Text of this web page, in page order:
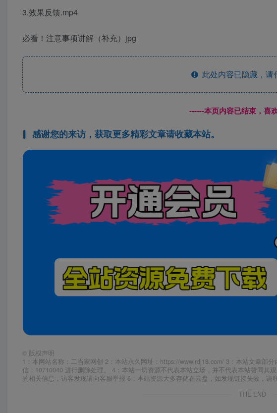
3.效果反馈.mp4
必看！注意事项讲解（补充）jpg
此处内容已隐藏，请
------本页内容已结束，喜
感谢您的来访，获取更多精彩文章请收藏本站。
© 版权声明
1：本网站名称：二当家网创 2：本站永久网址：https://www.rdj18.com/ 3：本站文章部
信：10710040 进行删除处理。 4：本站一切资源不代表本站立场，并不代表本站赞同其
的相关信息，访客发现请向客服举报 6：本站资源大多存储在云盘，如发现链接失效，请
THE END